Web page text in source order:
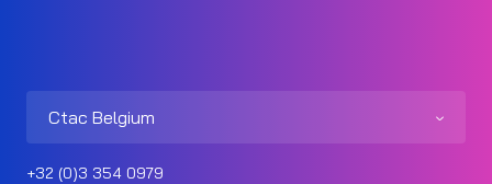
Ctac Belgium
+32 (0)3 354 0979